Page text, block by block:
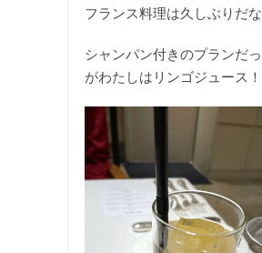
フランス料理は久しぶりだ
シャンパン付きのプランだ
がわたしはリンゴジュース！